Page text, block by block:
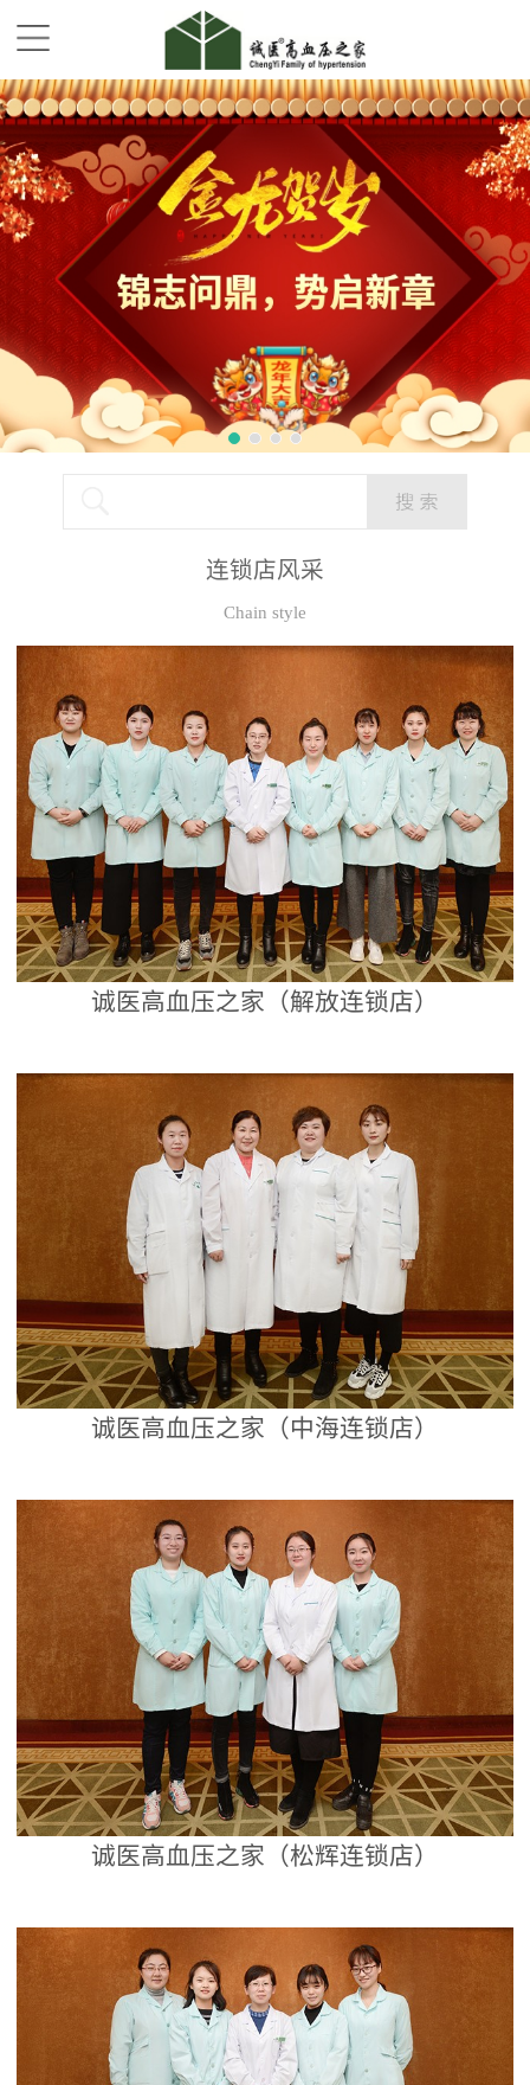
连锁店风采
Chain style
诚医高血压之家（解放连锁店）
诚医高血压之家（中海连锁店）
诚医高血压之家（松辉连锁店）